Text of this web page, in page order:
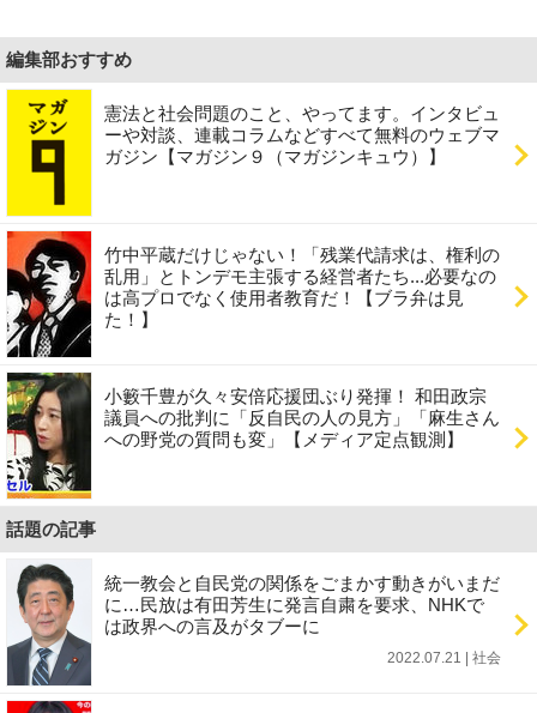
編集部おすすめ
憲法と社会問題のこと、やってます。インタビュ
ーや対談、連載コラムなどすべて無料のウェブマ
ガジン【マガジン９（マガジンキュウ）】
竹中平蔵だけじゃない！「残業代請求は、権利の
乱用」とトンデモ主張する経営者たち...必要なの
は高プロでなく使用者教育だ！【ブラ弁は見
た！】
小籔千豊が久々安倍応援団ぶり発揮！ 和田政宗
議員への批判に「反自民の人の見方」「麻生さん
への野党の質問も変」【メディア定点観測】
話題の記事
統一教会と自民党の関係をごまかす動きがいまだ
に…民放は有田芳生に発言自粛を要求、NHKで
は政界への言及がタブーに
2022.07.21 | 社会